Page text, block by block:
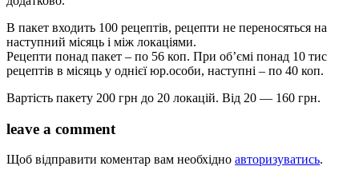
В пакет входить 100 рецептів, рецепти не переносяться на
наступний місяць і між локаціями.
Рецепти понад пакет – по 56 коп. При об’ємі понад 10 тис
рецептів в місяць у однієї юр.особи, наступні – по 40 коп.
Вартість пакету 200 грн до 20 локацій. Від 20 — 160 грн.
leave a comment
Щоб відправити коментар вам необхідно авторизуватись.